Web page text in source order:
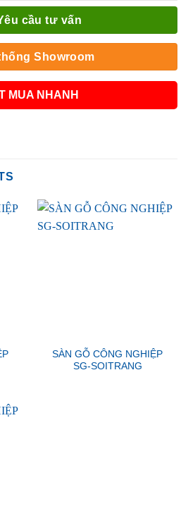
cầu tư vấn
Showroom
MUA NHANH
SÀN GỖ CÔNG NGHIỆP
SG-SOITRANG